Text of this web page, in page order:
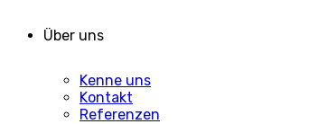
Über uns
Kenne uns
Kontakt
Referenzen